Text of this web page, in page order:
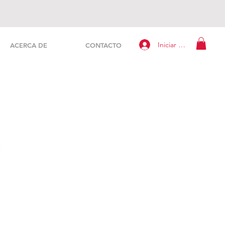
ACERCA DE CONTACTO Iniciar sesión